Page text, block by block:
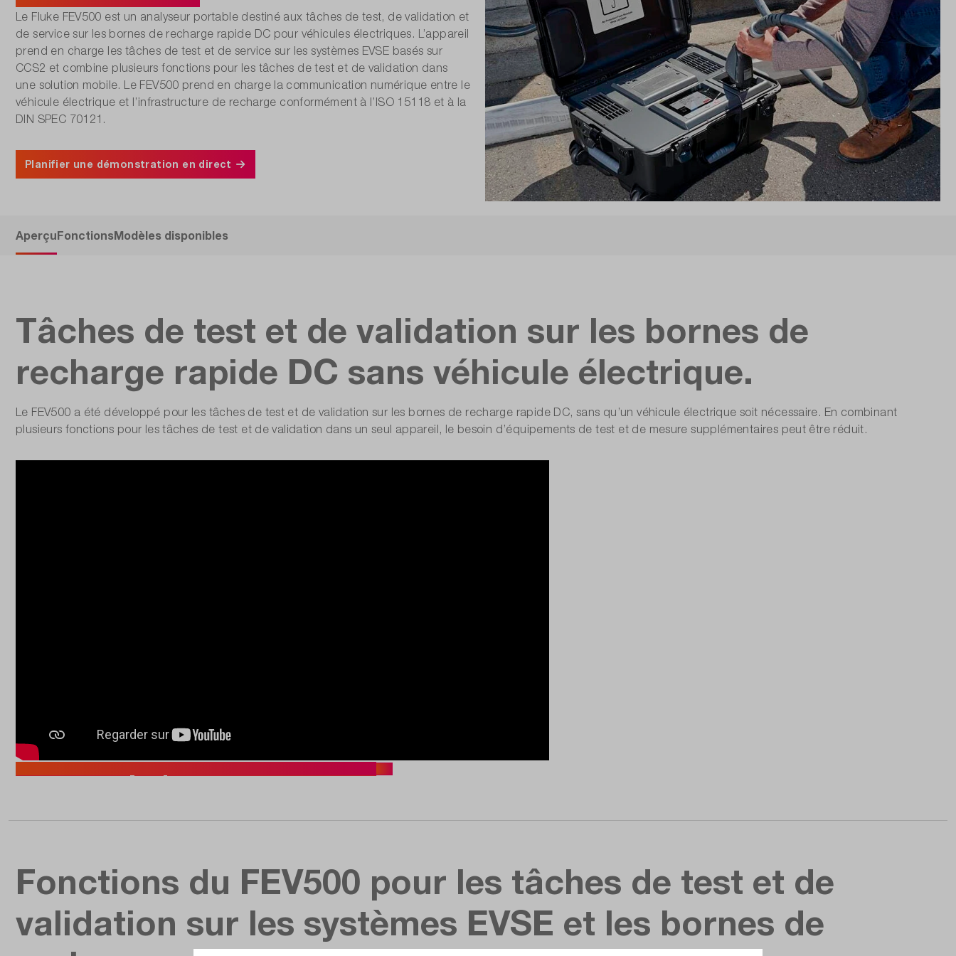
Le Fluke FEV500 est un analyseur portable destiné aux tâches de test, de validation et
de service sur les bornes de recharge rapide DC pour véhicules électriques. L’appareil
prend en charge les tâches de test et de service sur les systèmes EVSE basés sur
CCS2 et combine plusieurs fonctions pour les tâches de test et de validation dans
une solution mobile. Le FEV500 prend en charge la communication numérique entre le
véhicule électrique et l’infrastructure de recharge conformément à l’ISO 15118 et à la
DIN SPEC 70121.
Planifier une démonstration en direct
AperçuFonctionsModèles disponibles
Tâches de test et de validation sur les bornes de
recharge rapide DC sans véhicule électrique.
Le FEV500 a été développé pour les tâches de test et de validation sur les bornes de recharge rapide DC, sans qu’un véhicule électrique soit nécessaire. En combinant
plusieurs fonctions pour les tâches de test et de validation dans un seul appareil, le besoin d’équipements de test et de mesure supplémentaires peut être réduit.
Fonctions du FEV500 pour les tâches de test et de
validation sur les systèmes EVSE et les bornes de